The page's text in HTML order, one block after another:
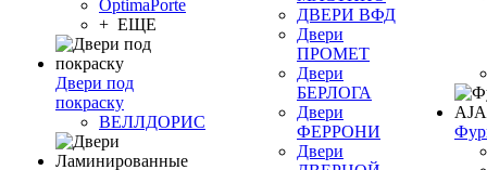
OptimaPorte
+ ЕЩЕ
Двери под
покраску
ВЕЛЛДОРИС
ДВЕРИ ВФД
Двери
ПРОМЕТ
Двери
БЕРЛОГА
Двери
ФЕРРОНИ
Двери